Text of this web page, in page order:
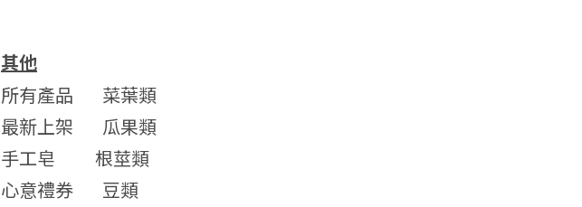
其他
所有產品
菜葉類
最新上架
瓜果類
手工皂
根莖類
心意禮券
豆類